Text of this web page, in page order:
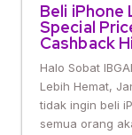
Beli iPhone
Special
Cashback
Halo Sobat
Lebih Hemat,
tidak ingin beli
semua orang